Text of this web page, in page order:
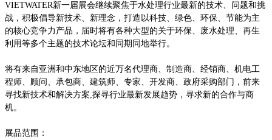
VIETWATER新一届展会继续聚焦于水处理行业最新的技术、问题和挑
战，积极倡导新技术、新理念，打造以科技、绿色、环保、节能为主
的核心竞争力产品，届时将有各种大型的关于环保、废水处理、再生
利用等多个主题的技术论坛和同期同地举行。
将有来自亚洲和中东地区的近万名代理商、制造商、经销商、机电工
程师、顾问、承包商、建筑师、专家、开发商、政府采购部门，前来
寻找新技术和解决方案,探寻行业最新发展趋势，寻求新的合作与商
机。
展品范围：